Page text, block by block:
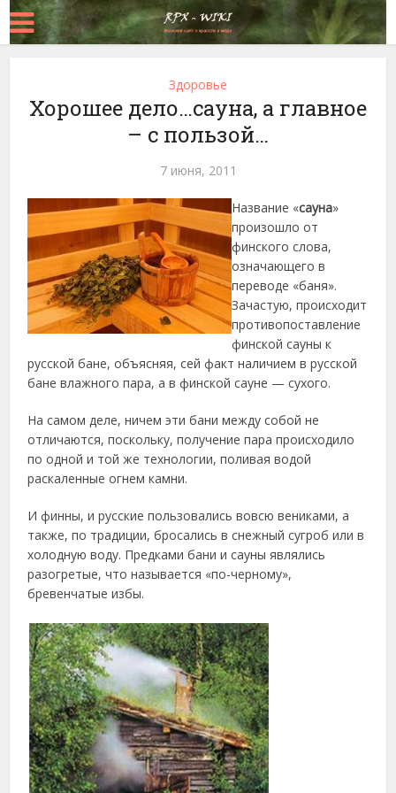
Здоровье
Хорошее дело…сауна, а главное
– с пользой…
7 июня, 2011
Название «сауна»
произошло от
финского слова,
означающего в
переводе «баня».
Зачастую, происходит
противопоставление
финской сауны к
русской бане, объясняя, сей факт наличием в русской
бане влажного пара, а в финской сауне — сухого.
На самом деле, ничем эти бани между собой не
отличаются, поскольку, получение пара происходило
по одной и той же технологии, поливая водой
раскаленные огнем камни.
И финны, и русские пользовались вовсю вениками, а
также, по традиции, бросались в снежный сугроб или в
холодную воду. Предками бани и сауны являлись
разогретые, что называется «по-черному»,
бревенчатые избы.